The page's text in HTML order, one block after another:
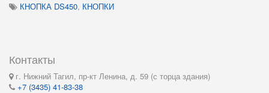
КНОПКА DS450, КНОПКИ
Контакты
г. Нижний Тагил, пр-кт Ленина, д. 59 (с торца здания)
+7 (3435) 41-83-38